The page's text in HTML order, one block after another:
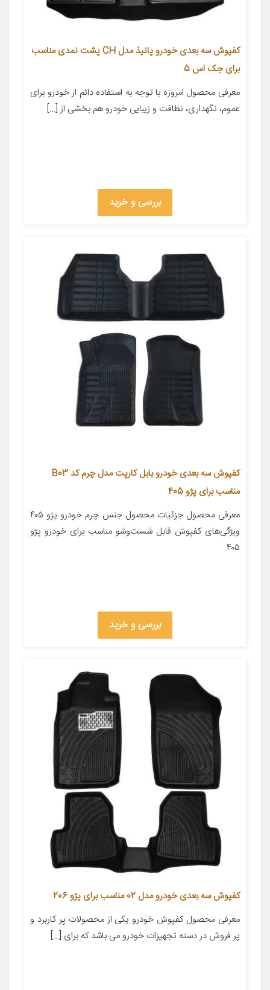
کفپوش سه بعدی خودرو پانیذ مدل CH پشت نمدی مناسب
برای جک اس 5
معرفی محصول امروزه با توجه به استفاده دائم از خودرو برای
عموم، نگهداری، نظافت و زیبایی خودرو هم بخشی از […]
بررسی و خرید
کفپوش سه بعدی خودرو بابل کارپت مدل چرم کد B03
مناسب برای پژو 405
معرفی محصول جزئیات محصول جنس چرم خودرو پژو ۴۰۵
ویژگی‌های کفپوش قابل شست‌وشو مناسب برای خودرو پژو
۴۰۵
بررسی و خرید
کفپوش سه بعدی خودرو مدل 02 مناسب برای پژو 206
معرفی محصول کفپوش خودرو یکی از محصولات پر کاربرد و
پر فروش در دسته تجهیزات خودرو می باشد که برای […]